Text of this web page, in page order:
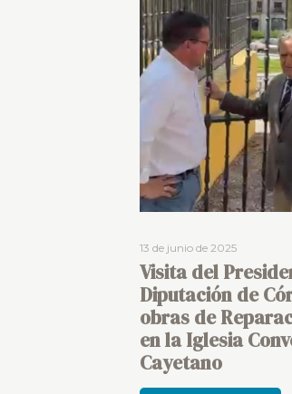
13 de junio de 2025
Visita del
Diputación de
obras de
en la Iglesia
Cayetano